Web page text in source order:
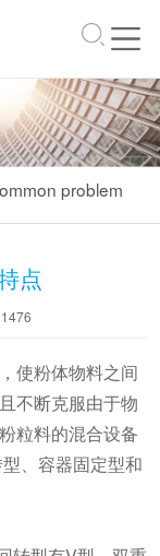
problem
点
1476
使粉体物料之间
不断克服由于物
粒料的混合设备
、容器固定型和